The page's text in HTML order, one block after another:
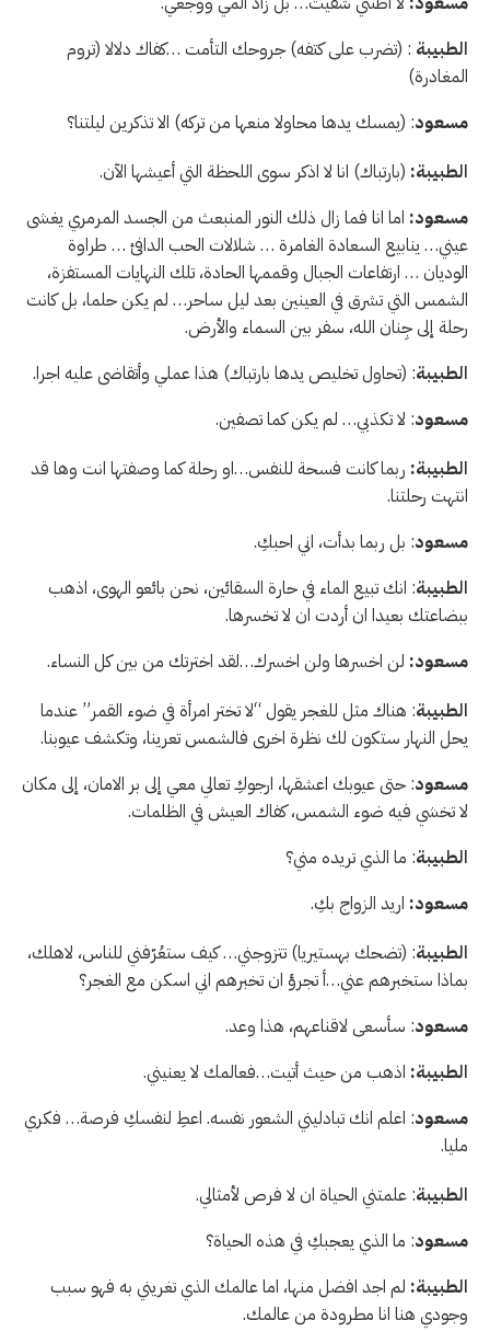
الطبيبة : (تضرب على كتفه) جروحك التأمت …كفاك دلالا (تروم
المغادرة)
مسعود: (يمسك يدها محاولا منعها من تركه) الا تذكرين ليلتنا؟
الطبيبة: (بارتباك) انا لا اذكر سوى اللحظة التي أعيشها الآن.
مسعود: اما انا فما زال ذلك النور المنبعث من الجسد المرمري يغشى
عيني… ينابيع السعادة الغامرة … شلالات الحب الدافئ … طراوة
الوديان … ارتفاعات الجبال وقممها الحادة، تلك النهايات المستفزة،
الشمس التي تشرق في العينين بعد ليل ساحر… لم يكن حلما، بل كانت
رحلة إلى جِنان الله، سفر بين السماء والأرض.
الطبيبة: (تحاول تخليص يدها بارتباك) هذا عملي وأتقاضى عليه اجرا.
مسعود: لا تكذبي… لم يكن كما تصفين.
الطبيبة: ربما كانت فسحة للنفس…او رحلة كما وصفتها انت وها قد
انتهت رحلتنا.
مسعود: بل ربما بدأت، اني احبكِ.
الطبيبة: انك تبيع الماء في حارة السقائين، نحن بائعو الهوى، اذهب
ببضاعتك بعيدا ان أردت ان لا تخسرها.
مسعود: لن اخسرها ولن اخسرك…لقد اخترتك من بين كل النساء.
الطبيبة: هناك مثل للغجر يقول “لا تختر امرأة في ضوء القمر” عندما
يحل النهار ستكون لك نظرة اخرى فالشمس تعرينا، وتكشف عيوبنا.
مسعود: حتى عيوبك اعشقها، ارجوكِ تعالي معي إلى بر الامان، إلى مكان
لا تخشي فيه ضوء الشمس، كفاك العيش في الظلمات.
الطبيبة: ما الذي تريده مني؟
مسعود: اريد الزواج بكِ.
الطبيبة: (تضحك بهستيريا) تتزوجني… كيف ستعُرّفني للناس، لاهلك،
بماذا ستخبرهم عني…أ تجرؤ ان تخبرهم اني اسكن مع الغجر؟
مسعود: سأسعى لاقناعهم، هذا وعد.
الطبيبة: اذهب من حيث أتيت…فعالمك لا يعنيني.
مسعود: اعلم انك تبادليني الشعور نفسه. اعطِ لنفسكِ فرصة… فكري
مليا.
الطبيبة: علمتني الحياة ان لا فرص لأمثالي.
مسعود: ما الذي يعجبكِ في هذه الحياة؟
الطبيبة: لم اجد افضل منها، اما عالمك الذي تغريني به فهو سبب
وجودي هنا انا مطرودة من عالمك.